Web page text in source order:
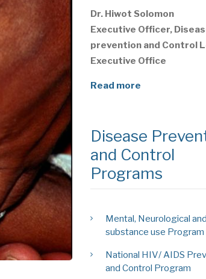
Dr. Hiwot Solomon
Executive Officer,
prevention and Control
Executive Office
Read more
Disease
and Control
Programs
Mental, Neurological and
substance use Program
National HIV/ AIDS
and Control Program